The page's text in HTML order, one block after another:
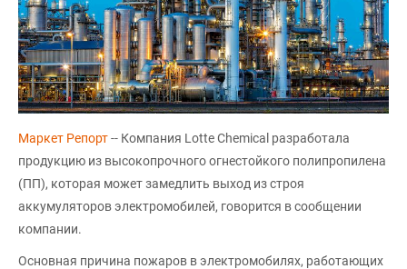
Маркет Репорт-- Компания Lotte Chemical разработала
продукцию из высокопрочного огнестойкого полипропилена
(ПП), которая может замедлить выход из строя
аккумуляторов электромобилей, говорится в сообщении
компании.
Основная причина пожаров в электромобилях, работающих